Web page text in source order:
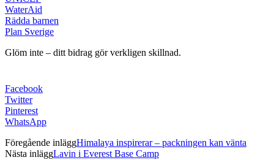
WaterAid
Rädda barnen
Plan Sverige
Glöm inte – ditt bidrag gör verkligen skillnad.
Facebook
Twitter
Pinterest
WhatsApp
Föregående inläggHimalaya inspirerar – packningen kan vänta
Nästa inläggLavin i Everest Base Camp